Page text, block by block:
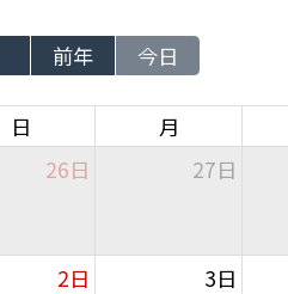
前年 今日
日 月
26日
27日
2日 3日